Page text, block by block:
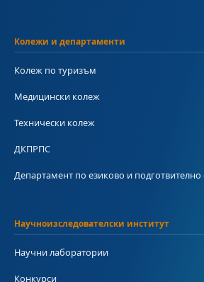
Колежи и департаменти
Колеж по туризъм
Медицински колеж
Технически колеж
ДКПРПС
Департамент по езиково и
Научноизследователски институт
Научни лаборатории
Конкурси